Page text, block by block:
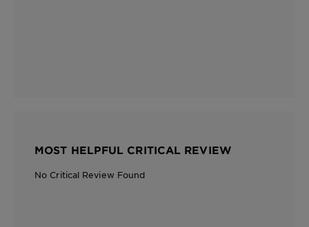
MOST HELPFUL CRITICAL REVIEW
No Critical Review Found